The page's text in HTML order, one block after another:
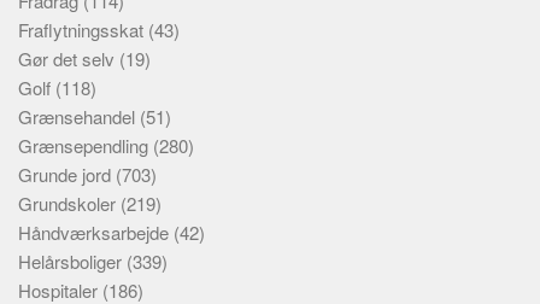
Fraflytningsskat (43)
Gør det selv (19)
Golf (118)
Grænsehandel (51)
Grænsependling (280)
Grunde jord (703)
Grundskoler (219)
Håndværksarbejde (42)
Helårsboliger (339)
Hospitaler (186)